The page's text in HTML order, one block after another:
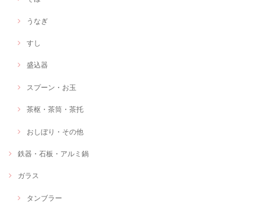
うなぎ
すし
盛込器
スプーン・お玉
茶枢・茶筒・茶托
おしぼり・その他
鉄器・石板・アルミ鍋
ガラス
タンブラー